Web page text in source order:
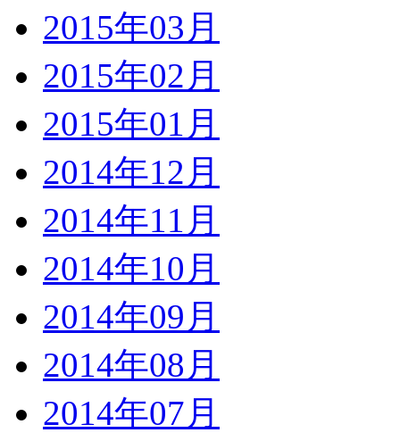
2015年03月
2015年02月
2015年01月
2014年12月
2014年11月
2014年10月
2014年09月
2014年08月
2014年07月